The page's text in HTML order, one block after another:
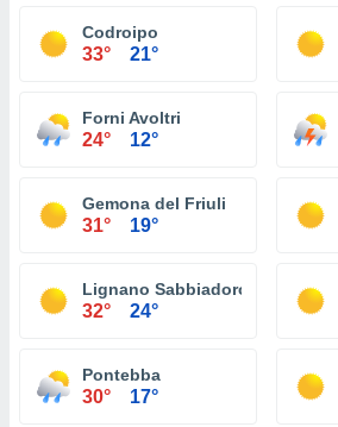
Codroipo
33° 21°
Forni Avoltri
24° 12°
Gemona del Friuli
31° 19°
Lignano Sabbiadoro
32° 24°
Pontebba
30° 17°